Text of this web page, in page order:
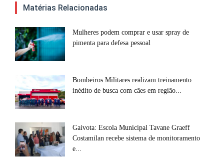
Matérias Relacionadas
Mulheres podem comprar e usar spray de
pimenta para defesa pessoal
Bombeiros Militares realizam treinamento
inédito de busca com cães em região...
Gaivota: Escola Municipal Tavane Graeff
Costamilan recebe sistema de monitoramento
e...